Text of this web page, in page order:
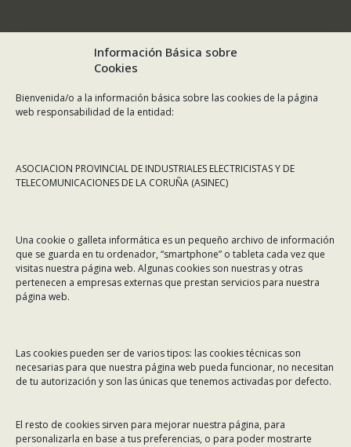
Información Básica sobre
Cookies
Bienvenida/o a la información básica sobre las cookies de la página
web responsabilidad de la entidad:
ASOCIACION PROVINCIAL DE INDUSTRIALES ELECTRICISTAS Y DE
TELECOMUNICACIONES DE LA CORUÑA (ASINEC)
Una cookie o galleta informática es un pequeño archivo de información
que se guarda en tu ordenador, “smartphone” o tableta cada vez que
visitas nuestra página web. Algunas cookies son nuestras y otras
pertenecen a empresas externas que prestan servicios para nuestra
página web.
Las cookies pueden ser de varios tipos: las cookies técnicas son
necesarias para que nuestra página web pueda funcionar, no necesitan
de tu autorización y son las únicas que tenemos activadas por defecto.
El resto de cookies sirven para mejorar nuestra página, para
personalizarla en base a tus preferencias, o para poder mostrarte
Dirección: Rafael Alberti 7, 1º C-D. 15008 A Coruña
Teléfono: 981 299 710
Email: asinec@asinec.org
Noticias
Servicios